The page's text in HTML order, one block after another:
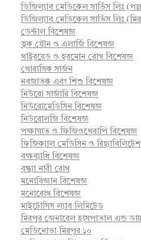
ডিজিল্যাব মেডিকেল সার্ভিস লিঃ
ডিজিল্যাব মেডিকেল সার্ভিস লিঃ
ডেন্টাল বিশেষজ্ঞ
ত্বক যৌন ও এলার্জি বিশেষজ্ঞ
থাইরয়েড ও হরমোন রোগ বিশেষজ্ঞ
থোরাসিক সার্জন
নবজাতক এবং শিশু বিশেষজ্ঞ
নিউরো সার্জারি বিশেষজ্ঞ
নিউরোমেডিসিন বিশেষজ্ঞ
নিউরোলজি বিশেষজ্ঞ
পক্ষাঘাত ও ফিজিওথেরাপি বিশেষজ্ঞ
ফিজিক্যাল মেডিসিন ও
বক্ষব্যাধি বিশেষজ্ঞ
বন্ধ্যা নারী রোগ
মনোবিজ্ঞান বিশেষজ্ঞ
মনোরোগ বিশেষজ্ঞ
মাইটোসিস ল্যাব লিমিটেড
মিরপুর জেনারেল হাসপাতাল এন্ড
মেডিনোভা মিরপুর ১০